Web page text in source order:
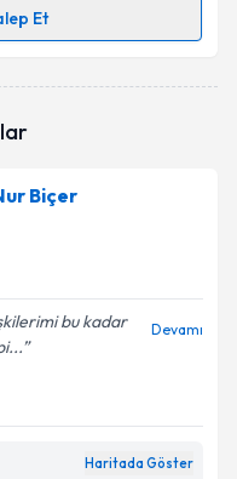
Et
uzmandan randevu
ilişkinAydınlatma
verilerimin belirtilen
ediyorum.
Gönder
Biçer
bu kadar
Devamı
Haritada Göster